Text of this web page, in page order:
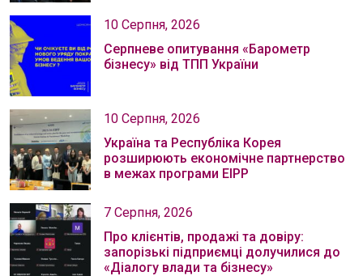
10 Серпня, 2026
Серпневе опитування «Барометр
бізнесу» від ТПП України
10 Серпня, 2026
Україна та Республіка Корея
розширюють економічне партнерство
в межах програми EIPP
7 Серпня, 2026
Про клієнтів, продажі та довіру:
запорізькі підприємці долучилися до
«Діалогу влади та бізнесу»